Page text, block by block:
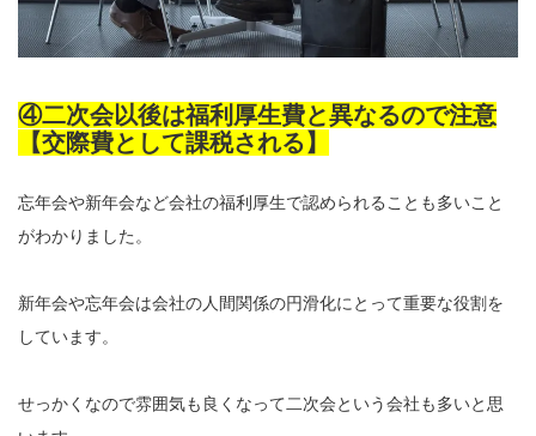
④二次会以後は福利厚生費と異なるので注意
【交際費として課税される】
忘年会や新年会など会社の福利厚生で認められることも多いこと
がわかりました。
新年会や忘年会は会社の人間関係の円滑化にとって重要な役割を
しています。
せっかくなので雰囲気も良くなって二次会という会社も多いと思